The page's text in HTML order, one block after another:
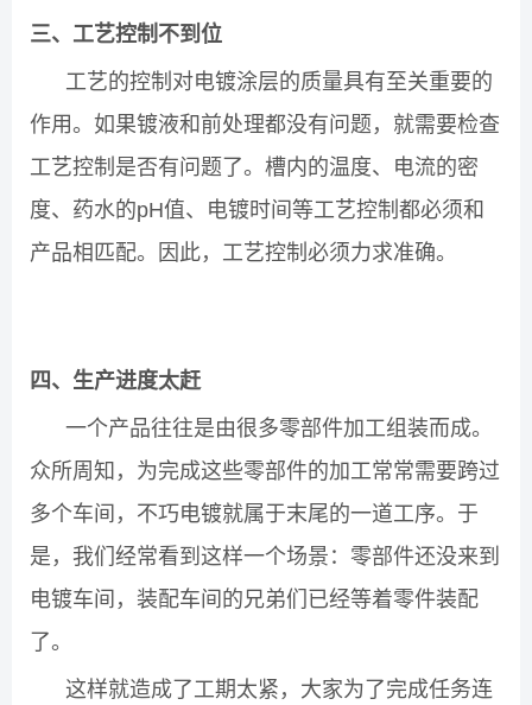
三、工艺控制不到位
工艺的控制对电镀涂层的质量具有至关重要的
作用。如果镀液和前处理都没有问题，就需要检查
工艺控制是否有问题了。槽内的温度、电流的密
度、药水的pH值、电镀时间等工艺控制都必须和
产品相匹配。因此，工艺控制必须力求准确。
四、生产进度太赶
一个产品往往是由很多零部件加工组装而成。
众所周知，为完成这些零部件的加工常常需要跨过
多个车间，不巧电镀就属于末尾的一道工序。于
是，我们经常看到这样一个场景：零部件还没来到
电镀车间，装配车间的兄弟们已经等着零件装配
了。
这样就造成了工期太紧，大家为了完成任务连